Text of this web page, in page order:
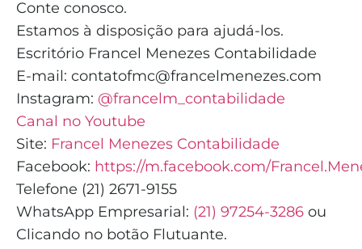
Conte conosco.
Estamos à disposição para ajudá-los.
Escritório Francel Menezes Contabilidade
E-mail: contatofmc@francelmenezes.com
Instagram: @francelm_contabilidade
Canal no Youtube
Site: Francel Menezes Contabilidade
Facebook: https://m.facebook.com/
Telefone (21) 2671-9155
WhatsApp Empresarial: (21) 97254-3286 ou
Clicando no botão Flutuante.